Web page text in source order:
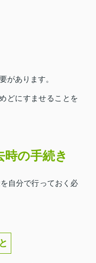
があります。
どにすませることを
の手続き
自分で行っておく必